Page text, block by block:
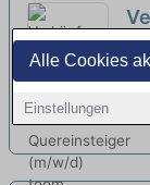
Alle Cookies
Einstellungen